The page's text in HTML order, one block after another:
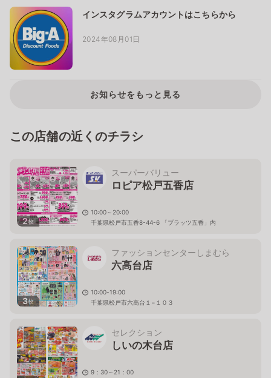
インスタグラムアカウントはこちらから
2024年08月01日
お知らせをもっと見る
この店舗の近くのチラシ
2枚
スーパーバリュー
ロピア松戸五香店
10:00～20:00
千葉県松戸市五香8-44-6 「プラッツ五香」内
3枚
ファッションセンターしまむら
六高台店
10:00-19:00
千葉県松戸市六高台１−１０３
セレクション
しいの木台店
9：30～21：00